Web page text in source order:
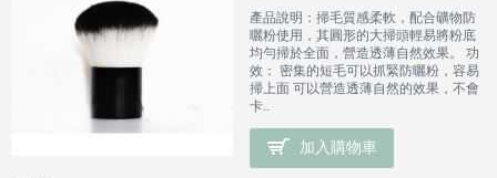
產品說明：掃毛質感柔軟，配合礦物防
曬粉使用，其圓形的大掃頭輕易將粉底
均勻掃於全面，營造透薄自然效果。 功
效： 密集的短毛可以抓緊防曬粉，容易
掃上面 可以營造透薄自然的效果，不會
卡..
加入購物車